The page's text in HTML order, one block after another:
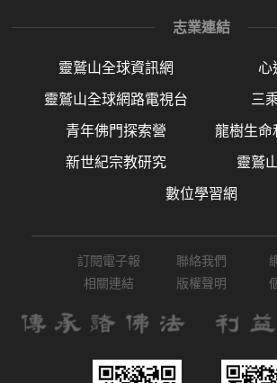
志業連結
靈鷲山全球資訊網 心
靈鷲山全球網路電視台 三
青年佛門探索營 龍樹生命
新世紀宗教研究 靈鷲
數位學習網
訂閱電子報 聯絡我們
相關連結
版權聲明